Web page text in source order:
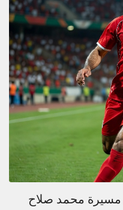
مسيرة محمد صلاح